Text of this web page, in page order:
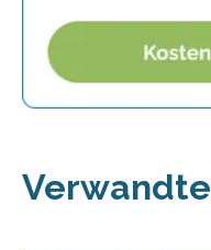
Verwandte